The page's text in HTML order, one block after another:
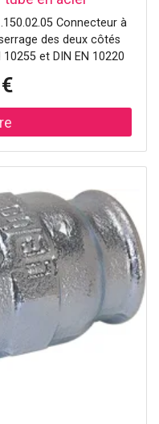
Connecteur à
des deux côtés
et DIN EN 10220
jusqu'à 2" (attention
potable jusqu'à 25 °C
°C pour gaz -20 à +60
pour eau PN 10
DW-8511AU2216 pour
DVGW. NG-
de DN 25 (tuyaux
domestique, agrément
: Z-38.4-212